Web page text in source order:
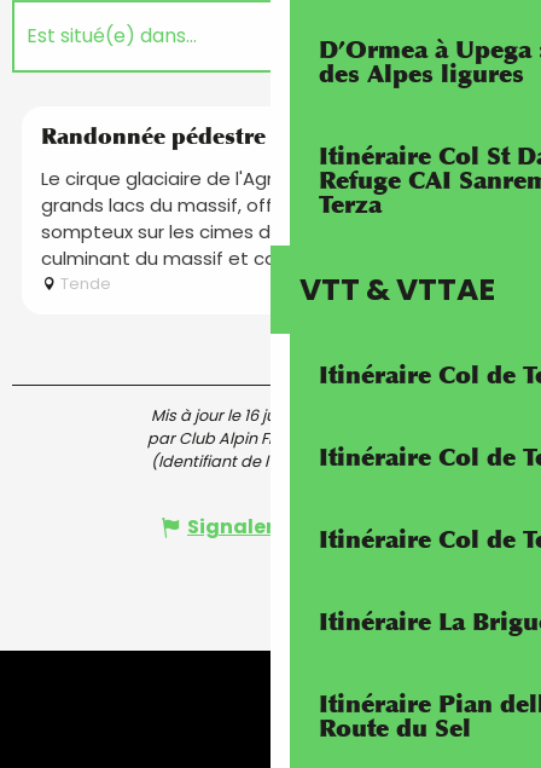
D’Ormea à
des Alpes ligures
Itinéraire Col St
Refuge CAI
Terza
VTT & VTTAE
Itinéraire Col de
Itinéraire Col de
Itinéraire Col de
Itinéraire La
Itinéraire Pian
Route du Sel
Est situé(e) dans...
Randonnée pédestre au Lac Agnel
Le cirque glaciaire de l'Agnel, écrin de l'un des plus
grands lacs du massif, offre un panorama
sompteux sur les cimes de l'Argentera, point
culminant du massif et cœur du...
Tende
Mis à jour le 16 juillet 2026 à 14:21
par Club Alpin Français - FFCAM
(Identifiant de l'offre :
4634363)
Signaler une erreur